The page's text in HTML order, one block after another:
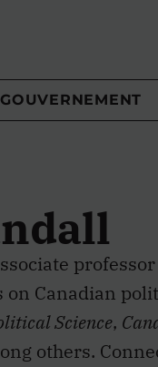
GOUVERNEMENT
on Canadian
Science,
others.